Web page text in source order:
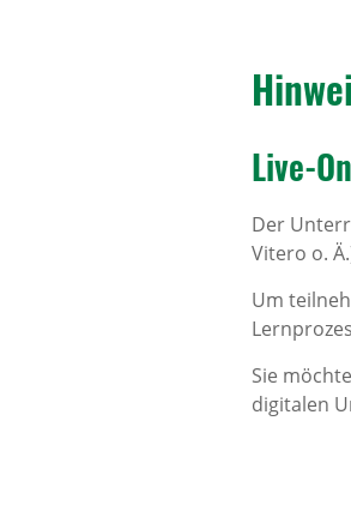
Live-
Der
Vitero o.
Um
Sie
digitalen